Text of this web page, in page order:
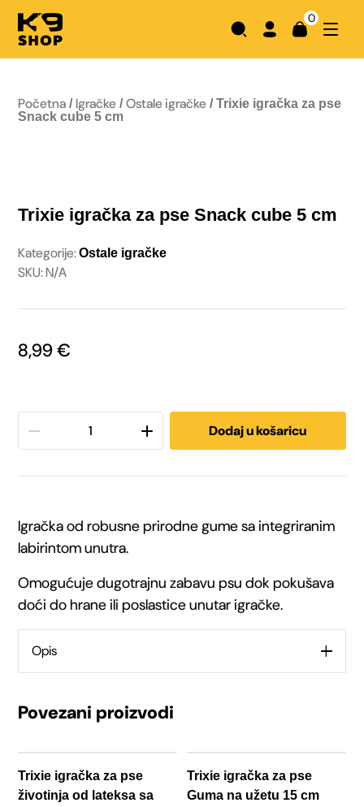
0
Početna /Igračke /Ostale igračke / Trixie igračka za pse
Snack cube 5 cm
Trixie igračka za pse Snack cube 5 cm
Kategorije:Ostale igračke
SKU: N/A
8,99€
Trixie
pse
cube
cm
količina
Dodaj u košaricu
Igračka od robusne prirodne gume sa integriranim
labirintom unutra.
Omogućuje dugotrajnu zabavu psu dok pokušava
doći do hrane ili poslastice unutar igračke.
Opis
Povezani proizvodi
Trixie igračka za pse
životinja od lateksa sa
Trixie igračka za pse
Guma na užetu 15 cm